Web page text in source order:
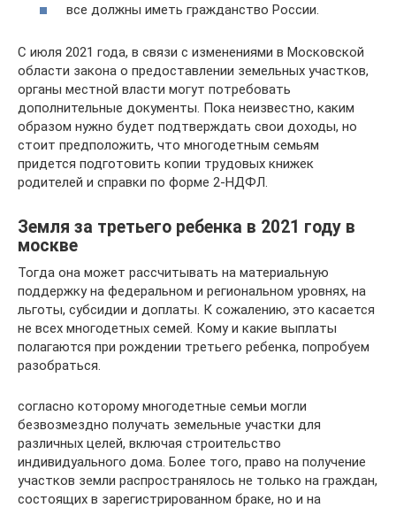
все должны иметь гражданство России.
С июля 2021 года, в связи с изменениями в Московской
области закона о предоставлении земельных участков,
органы местной власти могут потребовать
дополнительные документы. Пока неизвестно, каким
образом нужно будет подтверждать свои доходы, но
стоит предположить, что многодетным семьям
придется подготовить копии трудовых книжек
родителей и справки по форме 2-НДФЛ.
Земля за третьего ребенка в 2021 году в
москве
Тогда она может рассчитывать на материальную
поддержку на федеральном и региональном уровнях, на
льготы, субсидии и доплаты. К сожалению, это касается
не всех многодетных семей. Кому и какие выплаты
полагаются при рождении третьего ребенка, попробуем
разобраться.
согласно которому многодетные семьи могли
безвозмездно получать земельные участки для
различных целей, включая строительство
индивидуального дома. Более того, право на получение
участков земли распространялось не только на граждан,
состоящих в зарегистрированном браке, но и на